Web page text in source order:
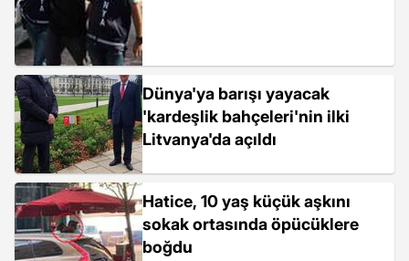
Dünya'ya barışı yayacak
'kardeşlik bahçeleri'nin ilki
Litvanya'da açıldı
Hatice, 10 yaş küçük aşkını
sokak ortasında öpücüklere
boğdu